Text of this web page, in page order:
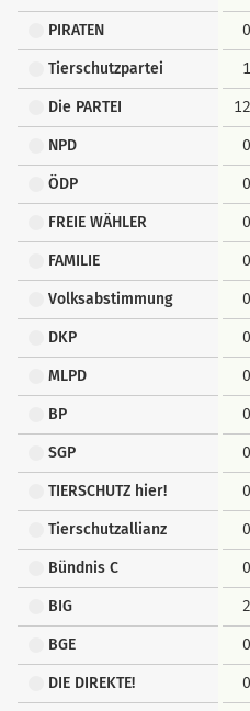
PIRATEN
Tierschutzpartei
Die PARTEI
NPD
ÖDP
FREIE WÄHLER
FAMILIE
Volksabstimmung
DKP
MLPD
BP
SGP
TIERSCHUTZ hier!
Tierschutzallianz
Bündnis C
BIG
BGE
DIE DIREKTE!